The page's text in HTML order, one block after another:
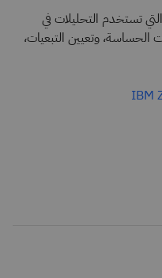
تستخدم التحليلات في
الحساسة، وتعيين التبعيات،